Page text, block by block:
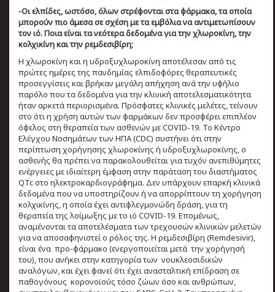
-Οι ελπίδες, ωστόσο, όλων στρέφονται στα φάρμακα, τα οποία
μπορούν πιο άμεσα σε σχέση με τα εμβόλια να αντιμετωπίσουν
τον ιό. Ποια είναι τα νεότερα δεδομένα για την χλωροκίνη, την
κολχικίνη και την ρεμδεσιβίρη;
Η χλωροκίνη και η υδροξυχλωροκίνη αποτέλεσαν από τις
πρώτες ημέρες της πανδημίας ελπιδοφόρες θεραπευτικές
προσεγγίσεις και βρήκαν μεγάλη απήχηση ανά την υφήλιο
παρόλο που τα δεδομένα για την κλινική αποτελεσματικότητα
ήταν αρκετά περιορισμένα. Πρόσφατες κλινικές μελέτες, τείνουν
στο ότι η χρήση αυτών των φαρμάκων δεν προσφέρει επιπλέον
όφελος στη θεραπεία των ασθενών με COVID-19. Το Κέντρο
Ελέγχου Νοσημάτων των ΗΠΑ (CDC) συστήνει ότι στην
περίπτωση χορήγησης χλωροκίνης ή υδροξυχλωροκίνης, ο
ασθενής θα πρέπει να παρακολουθείται για τυχόν ανεπιθύμητες
ενέργειες με ιδιαίτερη έμφαση στην παράταση του διαστήματος
QTc στο ηλεκτροκαρδιογράφημα. Δεν υπάρχουν επαρκή κλινικά
δεδομένα που να υποστηρίζουν ή να απορρίπτουν τη χορήγηση
κολχικίνης, η οποία έχει αντιφλεγμονώδη δράση, για τη
θεραπεία της λοίμωξης με το ιό COVID-19. Επομένως,
αναμένονται τα αποτελέσματα των τρεχουσών κλινικών μελετών
για να αποσαφηνιστεί ο ρόλος της. Η ρεμδεσιβίρη (Remdesivir),
είναι ένα προ-φάρμακο (ενεργοποιείται μετά την χορήγησή
του), που ανήκει στην κατηγορία των νουκλεοσιδικών
αναλόγων, και έχει φανεί ότι έχει ανασταλτική επίδραση σε
παθογόνους κορονοϊούς τόσο ζώων όσο και ανθρώπων,